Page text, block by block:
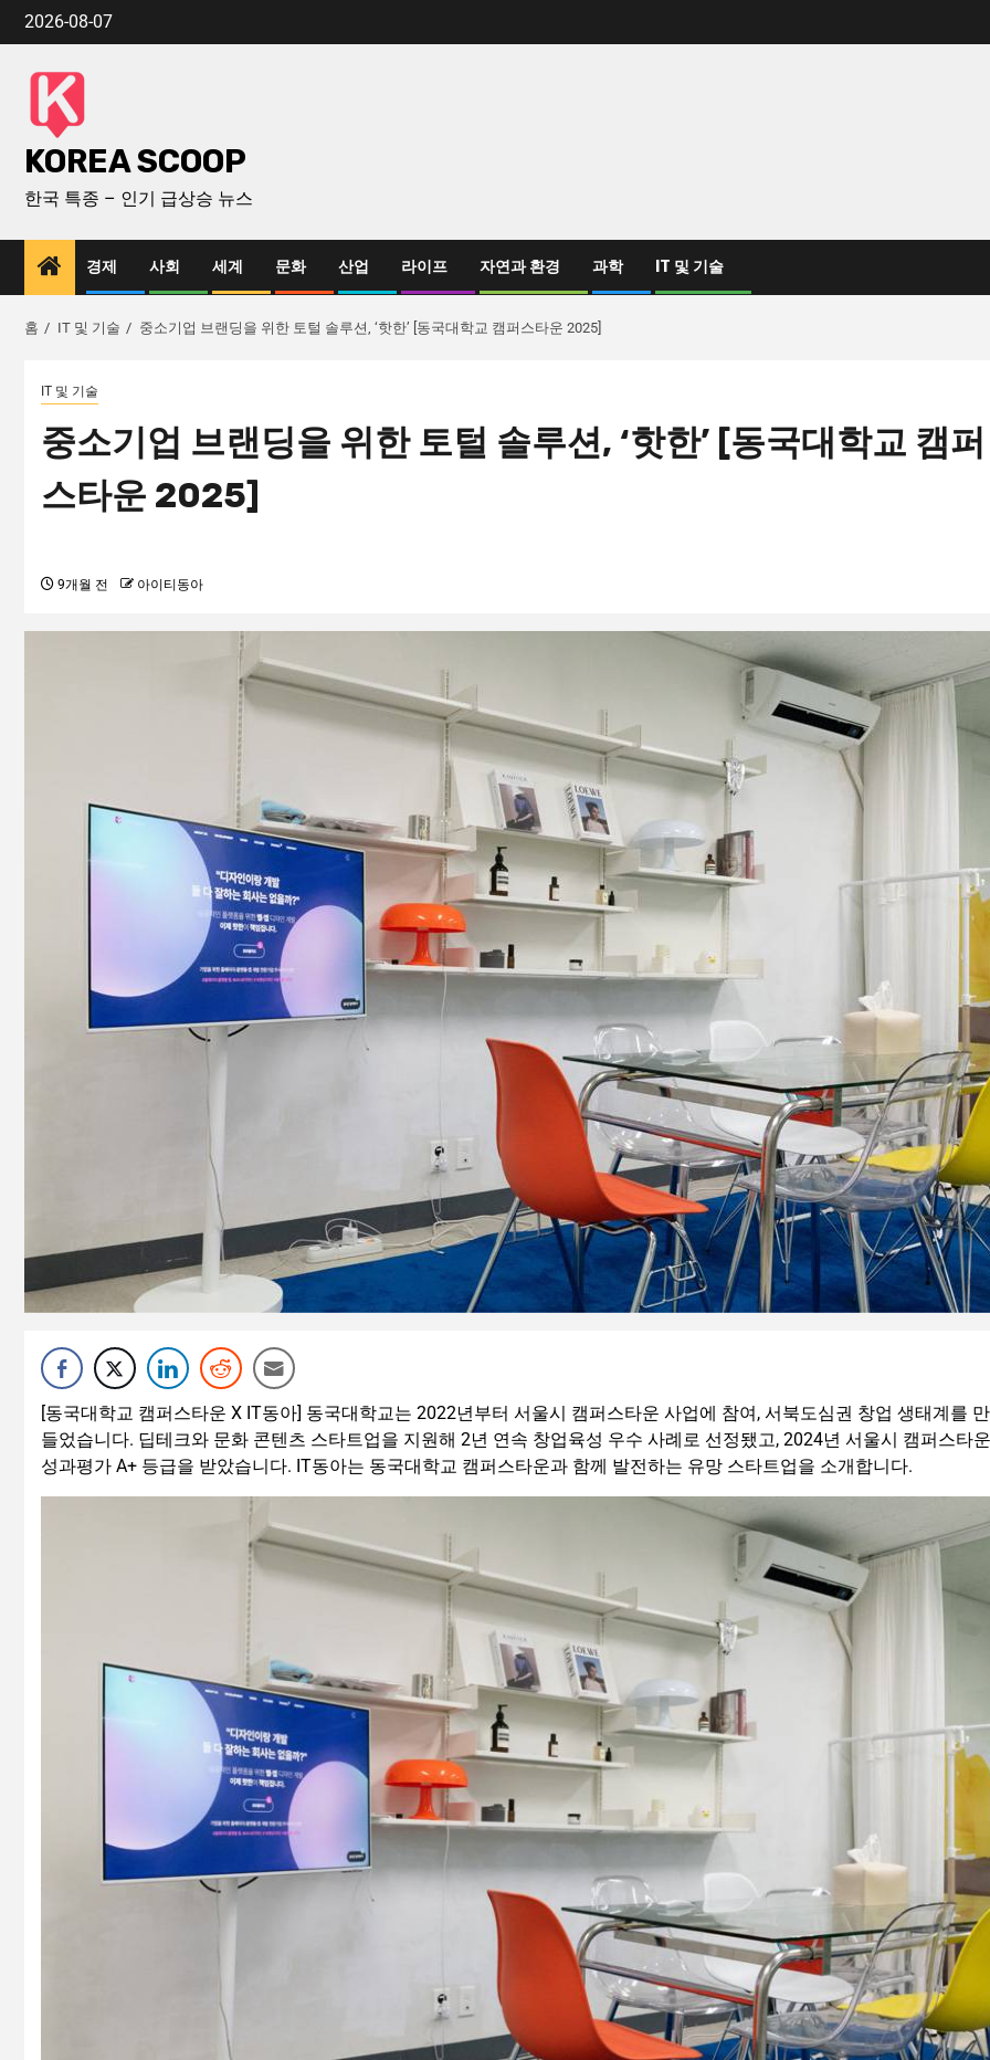
2026-08-07
KOREA SCOOP
한국 특종 – 인기 급상승 뉴스
경제 사회 세계 문화 산업 라이프 자연과 환경 과학 IT 및 기술
홈 IT 및 기술 중소기업 브랜딩을 위한 토털 솔루션, ‘핫한’ [동국대학교 캠퍼스타운 2025]
IT 및 기술
중소기업 브랜딩을 위한 토털 솔루션, ‘핫한’ [동국대학교 캠퍼
스타운 2025]
9개월 전 아이티동아
[동국대학교 캠퍼스타운 X IT동아] 동국대학교는 2022년부터 서울시 캠퍼스타운 사업에 참여, 서북도심권 창업 생태계를 만
들었습니다. 딥테크와 문화 콘텐츠 스타트업을 지원해 2년 연속 창업육성 우수 사례로 선정됐고, 2024년 서울시 캠퍼스타운
성과평가 A+ 등급을 받았습니다. IT동아는 동국대학교 캠퍼스타운과 함께 발전하는 유망 스타트업을 소개합니다.